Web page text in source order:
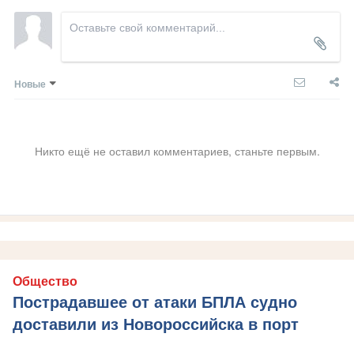
Новые
Никто ещё не оставил комментариев, станьте первым.
Общество
Пострадавшее от атаки БПЛА судно
доставили из Новороссийска в порт